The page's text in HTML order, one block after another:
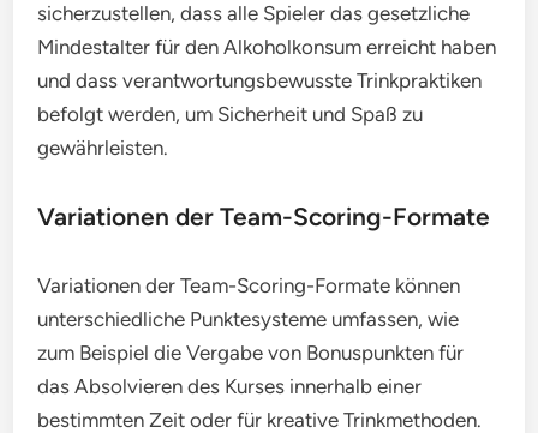
sicherzustellen, dass alle Spieler das gesetzliche
Mindestalter für den Alkoholkonsum erreicht haben
und dass verantwortungsbewusste Trinkpraktiken
befolgt werden, um Sicherheit und Spaß zu
gewährleisten.
Variationen der Team-Scoring-Formate
Variationen der Team-Scoring-Formate können
unterschiedliche Punktesysteme umfassen, wie
zum Beispiel die Vergabe von Bonuspunkten für
das Absolvieren des Kurses innerhalb einer
bestimmten Zeit oder für kreative Trinkmethoden.